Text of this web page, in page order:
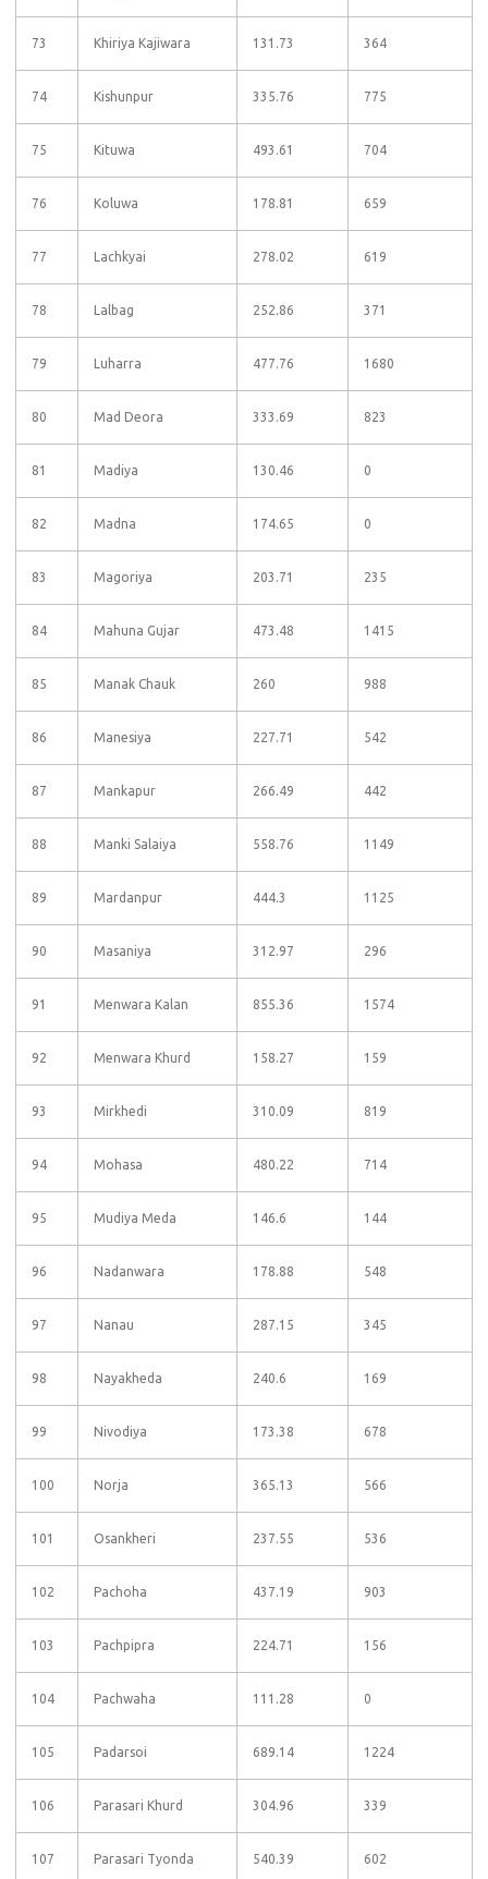
73 Khiriya Kajiwara 131.73 364
74 Kishunpur 335.76 775
75 Kituwa 493.61 704
76 Koluwa 178.81 659
77 Lachkyai 278.02 619
78 Lalbag 252.86 371
79 Luharra 477.76 1680
80 Mad Deora 333.69 823
81 Madiya 130.46 0
82 Madna 174.65 0
83 Magoriya 203.71 235
84 Mahuna Gujar 473.48 1415
85 Manak Chauk 260 988
86 Manesiya 227.71 542
87 Mankapur 266.49 442
88 Manki Salaiya 558.76 1149
89 Mardanpur 444.3 1125
90 Masaniya 312.97 296
91 Menwara Kalan 855.36 1574
92 Menwara Khurd 158.27 159
93 Mirkhedi 310.09 819
94 Mohasa 480.22 714
95 Mudiya Meda 146.6 144
96 Nadanwara 178.88 548
97 Nanau 287.15 345
98 Nayakheda 240.6 169
99 Nivodiya 173.38 678
100 Norja 365.13 566
101 Osankheri 237.55 536
102 Pachoha 437.19 903
103 Pachpipra 224.71 156
104 Pachwaha 111.28 0
105 Padarsoi 689.14 1224
106 Parasari Khurd 304.96 339
107 Parasari Tyonda 540.39 602